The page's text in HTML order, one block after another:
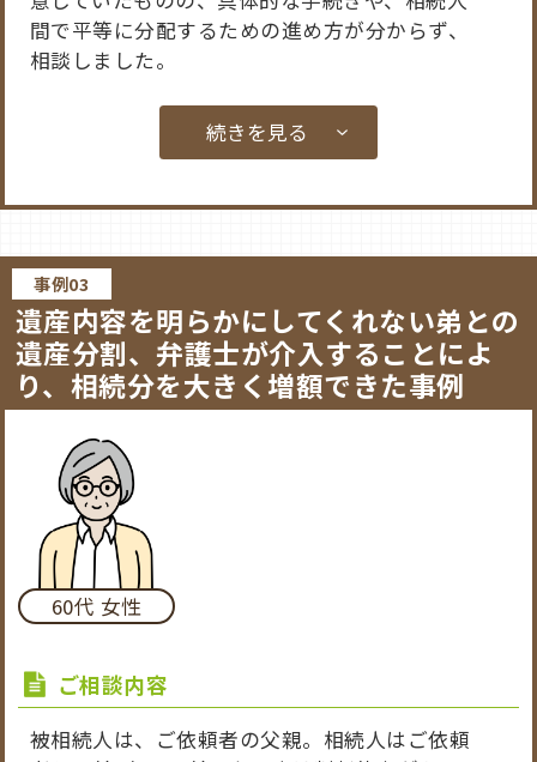
間で平等に分配するための進め方が分からず、
相談しました。
続きを見る
弁護士の対応
まず、法定相続人と法定相続分を調査し、遺産
の権利関係を整理しました。その後、不動産売
却の進め方、想定される諸経費、各相続人が取
得する見込み額と計算方法を明確にした遺産分
割協議書を作成しました。手続きが進むたびに
結果
自宅不動産を無事に売却し、売却益を算定しま
した。最終的に、相続人間で平等になるよう、
売却益を分配し、すべてのお手続きを完了する
事例03
遺産内容を明らかにしてくれない弟との
遺産分割、弁護士が介入することによ
り、相続分を大きく増額できた事例
60代 女性
ご相談内容
被相続人は、ご依頼者の父親。相続人はご依頼